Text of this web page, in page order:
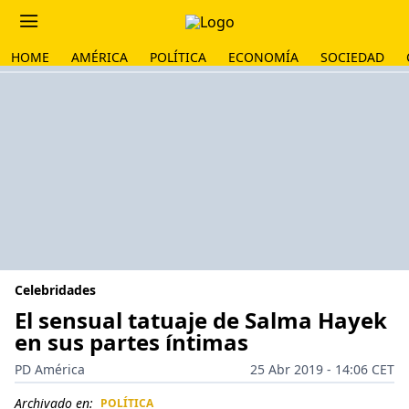
HOME AMÉRICA POLÍTICA ECONOMÍA SOCIEDAD
Celebridades
El sensual tatuaje de Salma Hayek
en sus partes íntimas
PD América
25 Abr 2019 - 14:06 CET
Archivado en: POLÍTICA